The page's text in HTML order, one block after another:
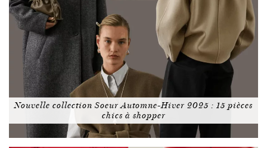
Nouvelle collection Soeur Automne-Hiver 2025 : 15 pièces
chics à shopper